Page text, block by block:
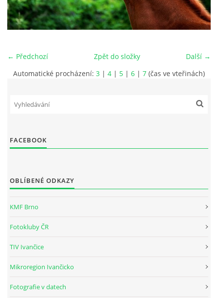
PRO ČLENY
ETICKÉ HODNOTY FOTOKLUBU
Ivančice, 664 91
č.ú. 2501857810/2010
Petr Kudláček, předseda
© 2026 eStránky.cz
← Předchozí Další →
Zpět do složky
Automatické procházení: 3 | 4 | 5 | 6 | 7 (čas ve vteřinách)
FACEBOOK
OBLÍBENÉ ODKAZY
KMF Brno
Fotokluby ČR
TIV Ivančice
Mikroregion Ivančicko
Fotografie v datech